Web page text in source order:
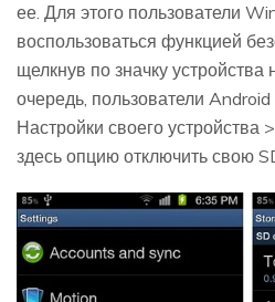
ее. Для этого пользователи
воспользоваться функцией
щелкнув по значку
очередь, пользователи Android
Настройки своего
здесь опцию отключить свою